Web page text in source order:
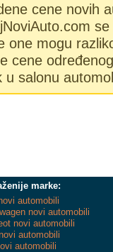
cene novih
one mogu
cene
u salonu
marke:
automobili
novi automobili
novi automobili
automobili
automobili